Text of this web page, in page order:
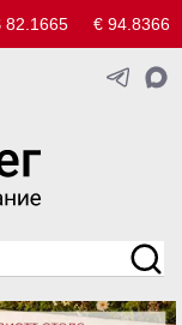
82.1665 € 94.8366